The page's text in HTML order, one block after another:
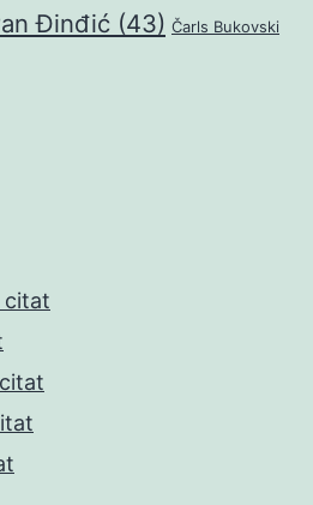
Đinđić (43) Čarls Bukovski
citat